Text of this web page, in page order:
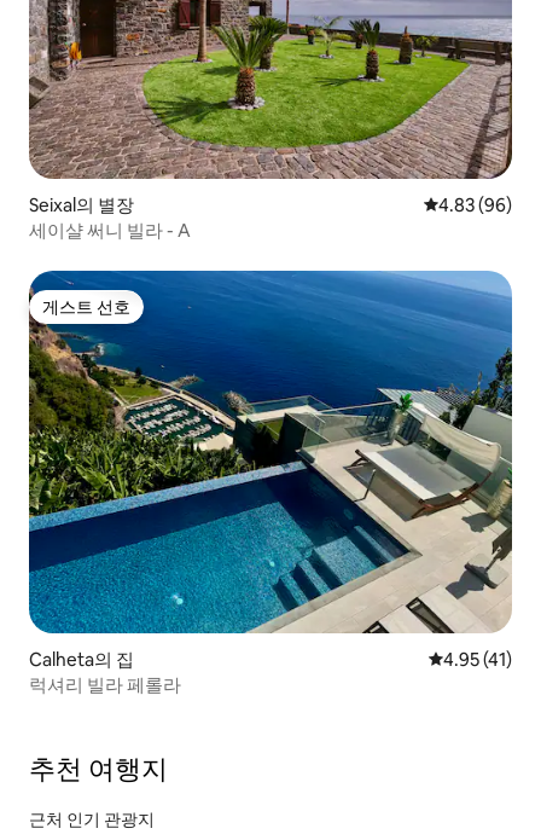
Seixal의 별장 평점 4.83점(5
4.83 (96)
세이샬 써니 빌라 - A
게스트 선호
게스트 선호
Calheta의 집 평점 4.95점
4.95 (41)
럭셔리 빌라 페롤라
추천 여행지
근처 인기 관광지